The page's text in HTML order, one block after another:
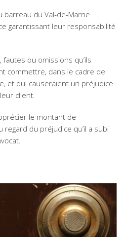
barreau du Val-de-Marne
garantissant leur responsabilité
fautes ou omissions qu’ils
commettre, dans le cadre de
et qui causeraient un préjudice
client.
le montant de
regard du préjudice qu’il a subi